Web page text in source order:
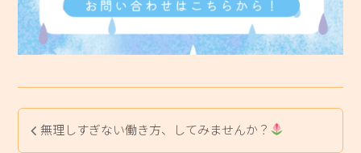
無理しすぎない働き方、してみませんか？